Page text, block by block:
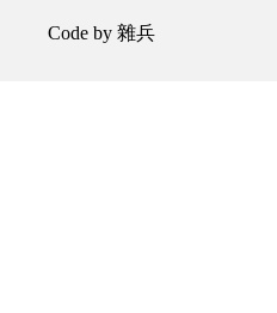
Code by 雜兵